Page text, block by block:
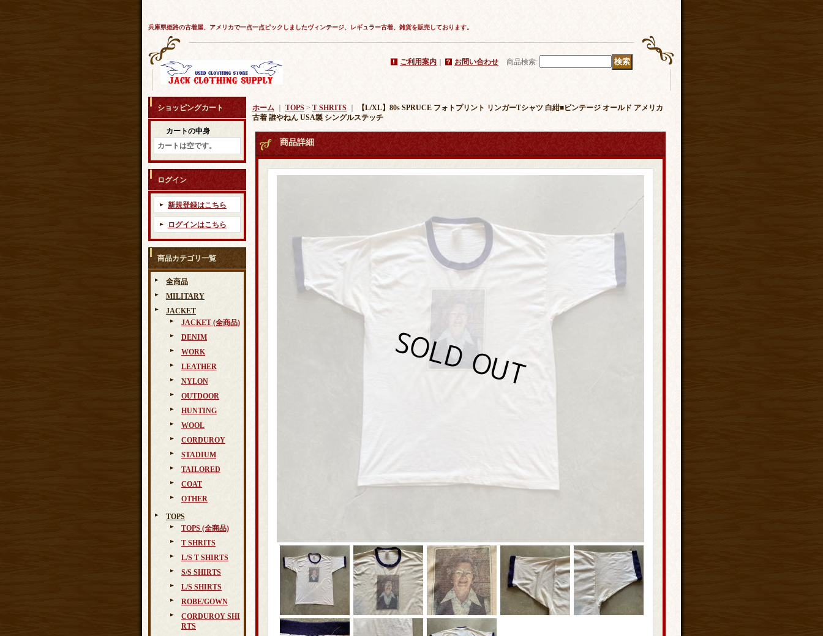
兵庫県姫路の古着屋、アメリカで一点一点ピックしましたヴィンテージ、レギュラー古着、雑貨を販売しております。
ご利用案内 お問い合わせ 商品検索:
ショッピングカート
カートの中身
カートは空です。
ログイン
新規登録はこちら
ログインはこちら
商品カテゴリ一覧
全商品
MILITARY
JACKET
JACKET (全商品)
DENIM
WORK
LEATHER
NYLON
OUTDOOR
HUNTING
WOOL
CORDUROY
STADIUM
TAILORED
COAT
OTHER
TOPS
TOPS (全商品)
T SHRITS
L/S T SHIRTS
S/S SHIRTS
L/S SHIRTS
ROBE/GOWN
CORDUROY SHI
RTS
ホーム TOPS > T SHRITS
【L/XL】80s SPRUCE フォトプリント リンガーTシャツ 白紺■ビンテージ オールド アメリカ
古着 誰やねん USA製 シングルステッチ
商品詳細